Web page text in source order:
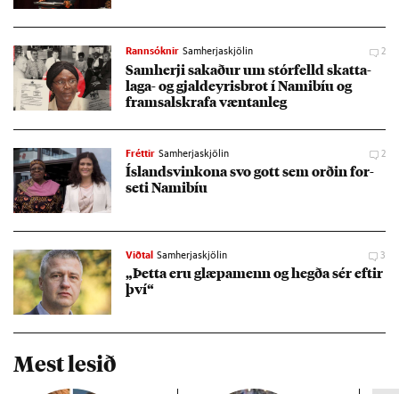
Rannsóknir Samherjaskjölin 2
Sam­herji sak­að­ur um stór­felld skatta­
laga- og gjald­eyr­is­brot í Namib­íu og
framsalskrafa vænt­an­leg
Fréttir Samherjaskjölin 2
Ís­lands­vin­kona svo gott sem orð­in for­
seti Namib­íu
Viðtal Samherjaskjölin 3
„Þetta eru glæpa­menn og hegða sér eft­ir
því“
Mest lesið